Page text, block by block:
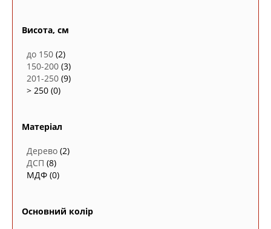
Висота, см
до 150 (2)
150-200 (3)
201-250 (9)
> 250 (0)
Матеріал
Дерево (2)
ДСП (8)
МДФ (0)
Основний колір